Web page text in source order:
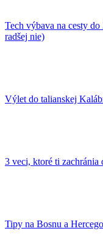
Tech výbava na cesty
radšej nie)
Výlet do talianskej
3 veci, ktoré ti zachránia
Tipy na Bosnu a